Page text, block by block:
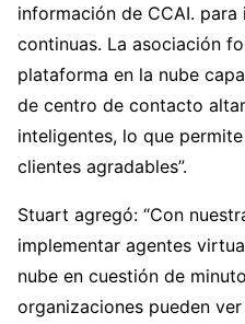
información de CCAI. para
continuas. La asociación
plataforma en la nube
de centro de contacto
inteligentes, lo que
clientes agradables”.
Stuart agregó: “Con
implementar agentes
nube en cuestión de
organizaciones pueden